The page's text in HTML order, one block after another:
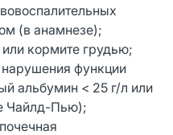
(в анамнезе);
кормите грудью;
функции
альбумин < 25 г/л или
Чайлд-Пью);